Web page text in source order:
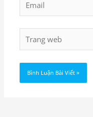
Trang
web